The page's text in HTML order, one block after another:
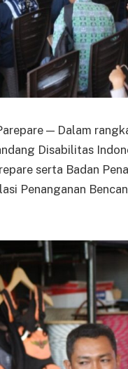
— Dalam
Disabilitas
serta Badan
Penanganan